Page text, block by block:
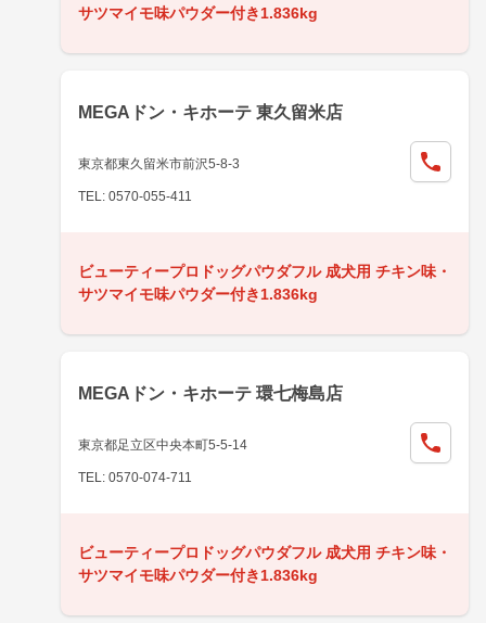
サツマイモ味パウダー付き1.836kg
MEGAドン・キホーテ 東久留米店
東京都東久留米市前沢5-8-3
TEL: 0570-055-411
ビューティープロドッグパウダフル 成犬用 チキン味・
サツマイモ味パウダー付き1.836kg
MEGAドン・キホーテ 環七梅島店
東京都足立区中央本町5-5-14
TEL: 0570-074-711
ビューティープロドッグパウダフル 成犬用 チキン味・
サツマイモ味パウダー付き1.836kg